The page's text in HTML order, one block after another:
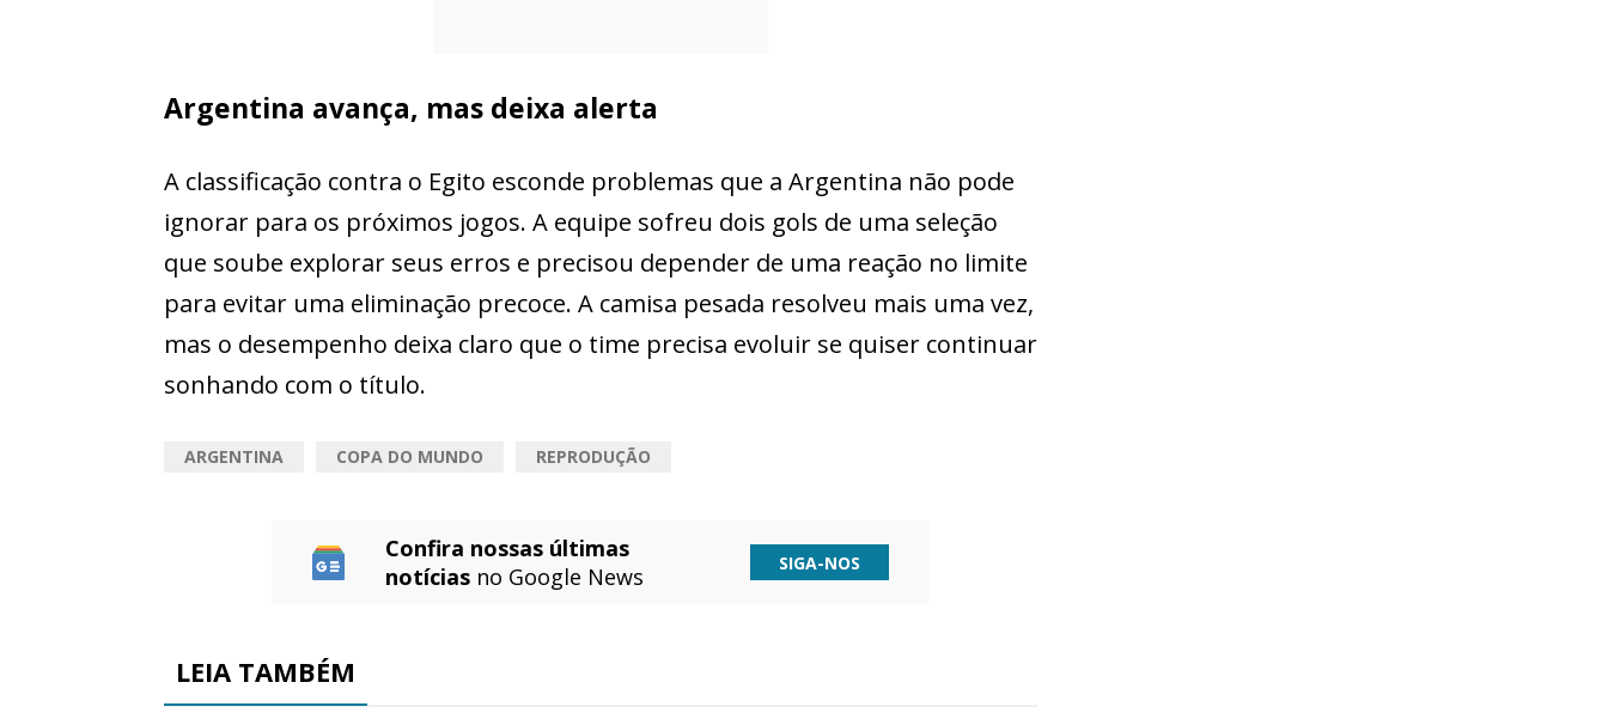
Argentina avança, mas deixa alerta
A classificação contra o Egito esconde problemas que a Argentina não pode
ignorar para os próximos jogos. A equipe sofreu dois gols de uma seleção
que soube explorar seus erros e precisou depender de uma reação no limite
para evitar uma eliminação precoce. A camisa pesada resolveu mais uma vez,
mas o desempenho deixa claro que o time precisa evoluir se quiser continuar
sonhando com o título.
ARGENTINA COPA DO MUNDO REPRODUÇÃO
Confira nossas últimas
notícias no Google News SIGA-NOS
LEIA TAMBÉM